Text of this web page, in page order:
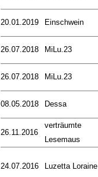
20.01.2019 Einschwein
26.07.2018 MiLu.23
26.07.2018 MiLu.23
08.05.2018 Dessa
26.11.2016
verträumte
Lesemaus
24.07.2016 Luzetta Loraine